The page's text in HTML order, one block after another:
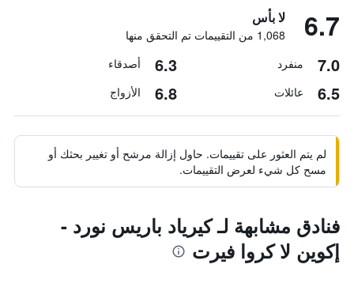
6.7 لا بأس
1,068 من التقييمات تم التحقق منها
7.0 منفرد 6.3 أصدقاء
6.5 عائلات 6.8 الأزواج
لم يتم العثور على تقييمات. حاول إزالة مرشح أو تغيير بحثك أو
مسح كل شيء لعرض التقييمات.
فنادق مشابهة لـ كيرياد باريس نورد -
إكوين لا كروا فيرت